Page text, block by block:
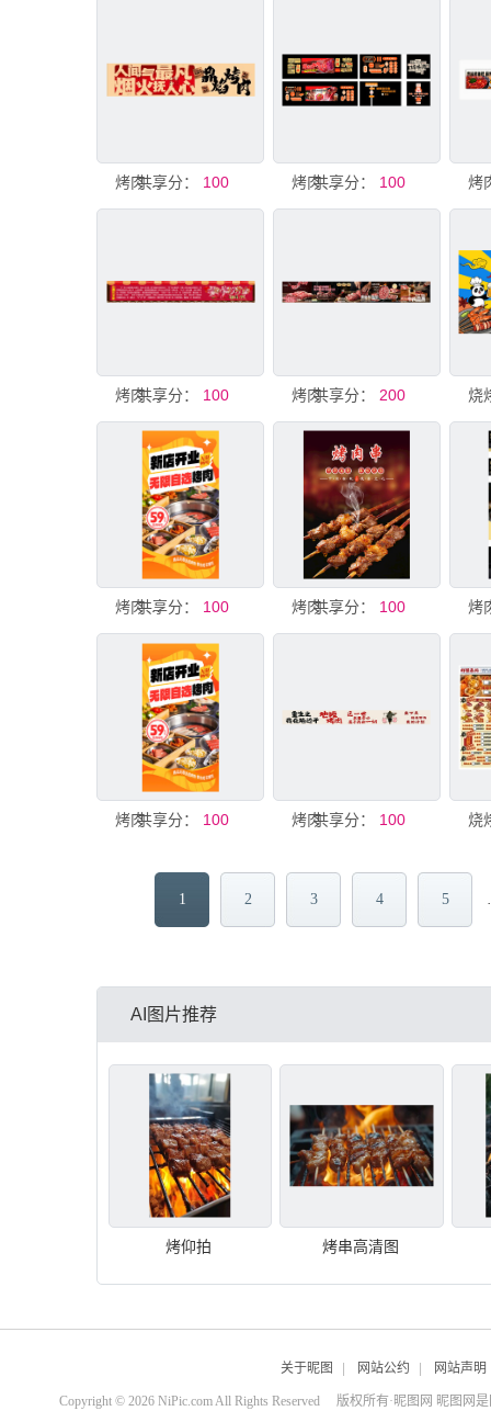
烤肉文化墙
共享分： 100 烤肉文化墙
共享分： 100
烤肉文化
共享分： 100 烤肉共享分： 200 烧
烤肉店广告
共享分： 100 烤肉串海报
共享分： 100 烤
烤肉共享分： 100 烤肉共享分： 100
1 2 3 4 5
AI图片推荐
烤仰拍 烤串高清图
关于昵图 | 网站公约 | 网站声明
Copyright © 2026 NiPic.com All Rights Reserved 版权所有·昵图网 昵图网